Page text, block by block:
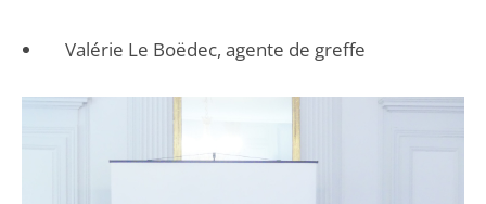
Valérie Le Boëdec, agente de greffe